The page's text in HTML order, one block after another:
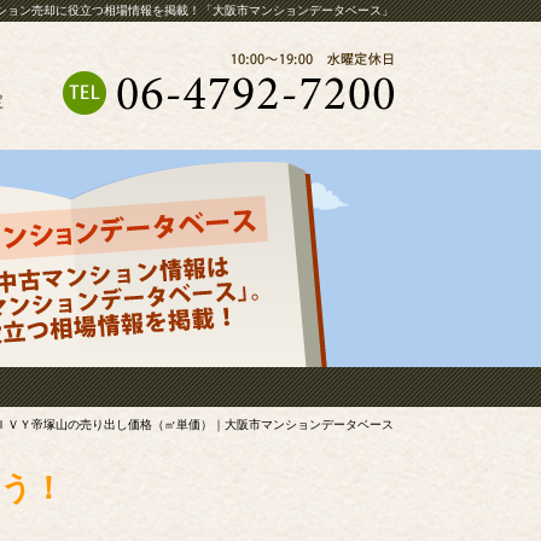
ョン売却に役立つ相場情報を掲載！「大阪市マンションデータベース」
ＶＹ帝塚山の売り出し価格（㎡単価）｜大阪市マンションデータベース
！